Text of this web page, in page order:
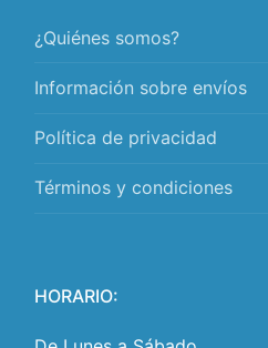
¿Quiénes somos?
Información sobre envíos
Política de privacidad
Términos y condiciones
HORARIO: